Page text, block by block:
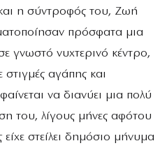
η σύντροφός του, Ζωή
πρόσφατα μια
γνωστό νυχτερινό κέντρο,
αγάπης και
να διανύει μια πολύ
του, λίγους μήνες αφότου
στείλει δημόσιο μήνυμα